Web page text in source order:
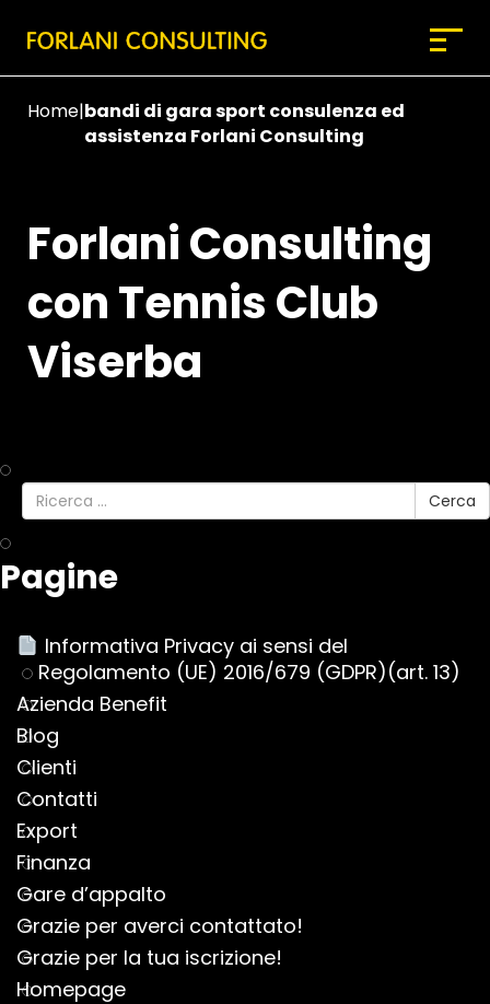
Home|bandi di gara sport consulenza ed
assistenza Forlani Consulting
Forlani Consulting
con Tennis Club
Viserba
Cerca
Pagine
Informativa Privacy ai sensi del
Regolamento (UE) 2016/679 (GDPR)(art. 13)
Azienda Benefit
Blog
Clienti
Contatti
Export
Finanza
Gare d’appalto
Grazie per averci contattato!
Grazie per la tua iscrizione!
Homepage